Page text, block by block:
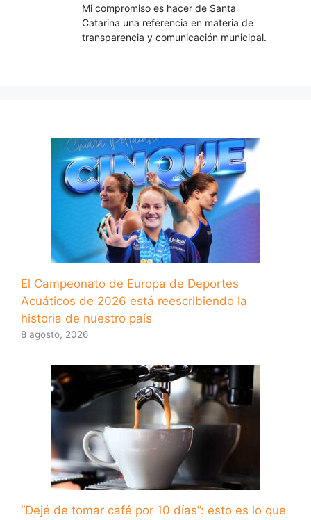
Mi compromiso es hacer de Santa
Catarina una referencia en materia de
transparencia y comunicación municipal.
El Campeonato de Europa de Deportes
Acuáticos de 2026 está reescribiendo la
historia de nuestro país
8 agosto, 2026
“Dejé de tomar café por 10 días”: esto es lo que